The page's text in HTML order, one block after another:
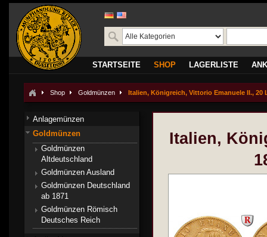
STARTSEITE SHOP LAGERLISTE
Shop Goldmünzen Italien, Königreich, Vittorio Emanuele II., 20
Italien,
Anlagemünzen
Goldmünzen
Goldmünzen
Altdeutschland
Goldmünzen Ausland
Goldmünzen Deutschland
ab 1871
Goldmünzen Römisch
Deutsches Reich